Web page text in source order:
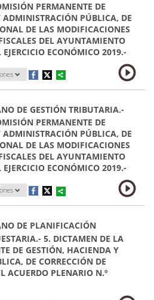
PERMANENTE DE
PÚBLICA, DE
DE LAS MODIFICACIONES
DEL AYUNTAMIENTO
ECONÓMICO 2019.-
DE GESTIÓN TRIBUTARIA.-
PERMANENTE DE
PÚBLICA, DE
DE LAS MODIFICACIONES
DEL AYUNTAMIENTO
ECONÓMICO 2019.-
DE PLANIFICACIÓN
5. DICTAMEN DE LA
DE GESTIÓN, HACIENDA Y
DE CORRECCIÓN DE
ACUERDO PLENARIO N.º